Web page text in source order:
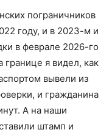
пограничников
году, и в 2023-м и
в феврале 2026-го
границе я видел, как
вывели из
и гражданина
А на наши
штамп и